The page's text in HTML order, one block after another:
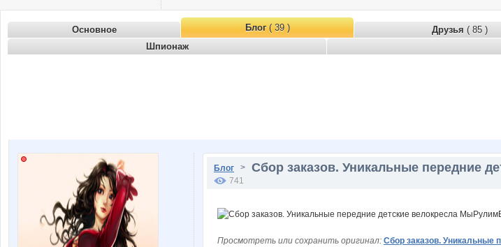
Основное Блог( 39 ) Друзья ( 85 )
Шпионаж
Блог > Сбор заказов. Уникальные передние
741
Просмотреть или сохранить оригинал: Сбор заказов. Уникальные